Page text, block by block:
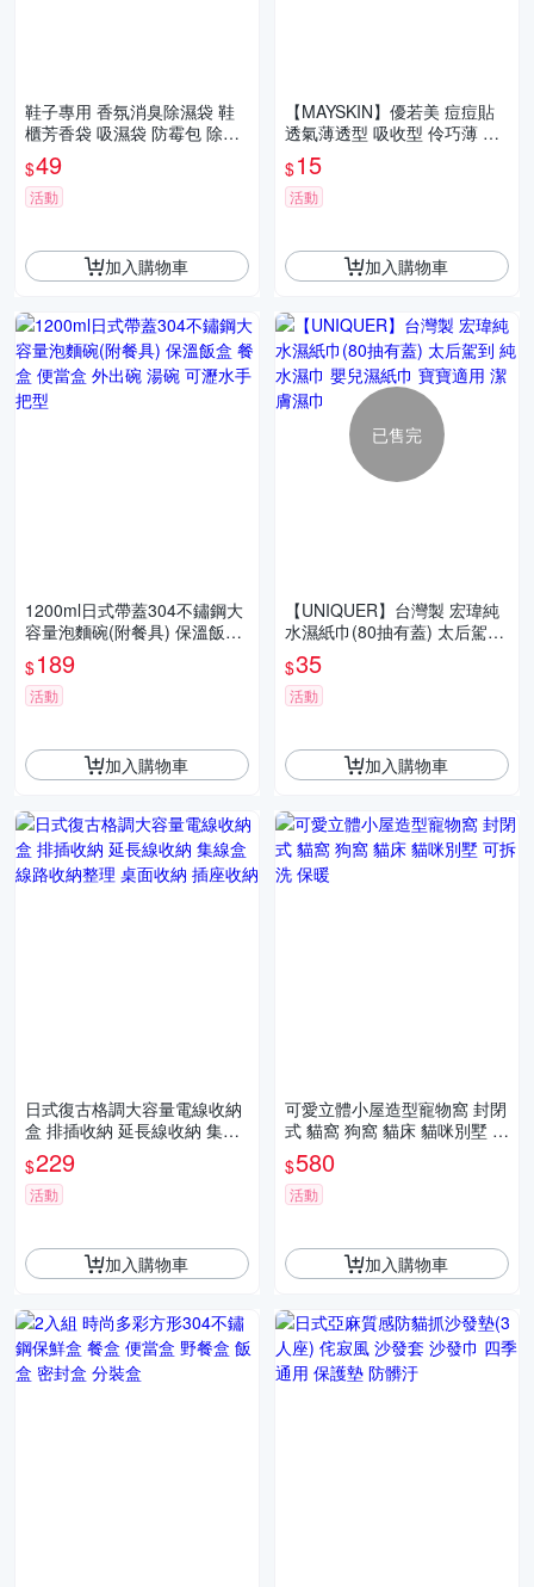
鞋子專用 香氛消臭除濕袋 鞋
櫃芳香袋 吸濕袋 防霉包 除濕
包 防潮袋 吸水袋
$49
活動
加入購物車
【MAYSKIN】優若美 痘痘貼
透氣薄透型 吸收型 伶巧薄 隱
形痘痘貼 膚色上妝可用
$15
活動
加入購物車
1200ml日式帶蓋304不鏽鋼大
容量泡麵碗(附餐具) 保溫飯盒
餐盒 便當盒 外出碗 湯碗 可瀝
水手把型
$189
活動
加入購物車
已售完
【UNIQUER】台灣製 宏瑋純
水濕紙巾(80抽有蓋) 太后駕到
純水濕巾 嬰兒濕紙巾 寶寶適
用 潔膚濕巾
$35
活動
加入購物車
日式復古格調大容量電線收納
盒 排插收納 延長線收納 集線
盒 線路收納整理 桌面收納 插
座收納
$229
活動
加入購物車
可愛立體小屋造型寵物窩 封閉
式 貓窩 狗窩 貓床 貓咪別墅 可
拆洗 保暖
$580
活動
加入購物車